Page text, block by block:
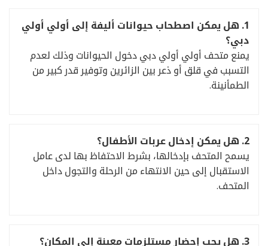
1. هل يمكن اصطحاب حيوانات أليفة إلى أولي أولي
دبي؟
يمنع متحف أولي أولي دبي دخول الحيوانات وذلك لعدم
التسبب في قلق أو ذعر بين الزائرين وتوفير قدر كبير من
الطمأنينة.
2. هل يمكن إدخال عربات الأطفال؟
يسمح المتحف بإدخالها، بشرط الاحتفاظ بها لدى عامل
الاستقبال إلى حين الانتهاء من الرحلة والتجول داخل
المتحف.
3. هل يجب إحضار مستلزمات معينة إلى المكان؟